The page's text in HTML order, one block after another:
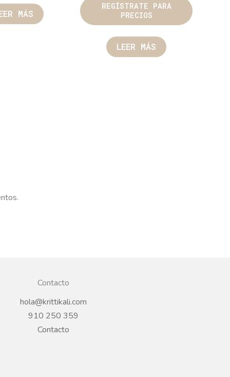
MÁS
REGÍSTRATE PARA
PRECIOS
LEER MÁS
Contacto
hola@krittikali.com
910 250 359
Contacto